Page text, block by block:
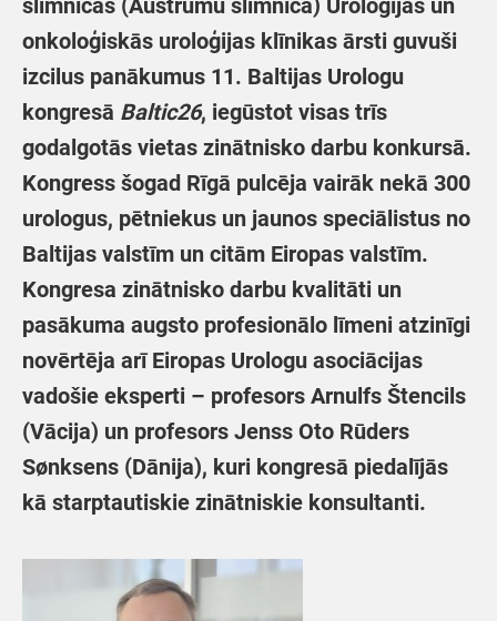
slimnīcas (Austrumu slimnīca) Uroloģijas un
onkoloģiskās uroloģijas klīnikas ārsti guvuši
izcilus panākumus 11. Baltijas Urologu
kongresā Baltic26, iegūstot visas trīs
godalgotās vietas zinātnisko darbu konkursā.
Kongress šogad Rīgā pulcēja vairāk nekā 300
urologus, pētniekus un jaunos speciālistus no
Baltijas valstīm un citām Eiropas valstīm.
Kongresa zinātnisko darbu kvalitāti un
pasākuma augsto profesionālo līmeni atzinīgi
novērtēja arī Eiropas Urologu asociācijas
vadošie eksperti – profesors Arnulfs Štencils
(Vācija) un profesors Jenss Oto Rūders
Sønksens (Dānija), kuri kongresā piedalījās
kā starptautiskie zinātniskie konsultanti.